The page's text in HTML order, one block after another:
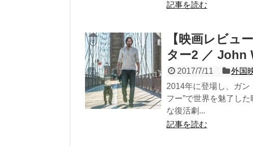
記事を読む
【映画レビュ
ター2 ／ John
2017/7/11 外国
2014年に登場し、ガン
フー”で世界を魅了し
な復活劇...
記事を読む